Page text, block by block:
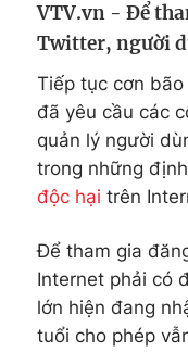
VTV.vn - Để
Twitter, người
Tiếp tục cơn
đã yêu cầu các
quản lý người
trong những
độc hại trên
Để tham gia
Internet phải có
lớn hiện đang
tuổi cho phép